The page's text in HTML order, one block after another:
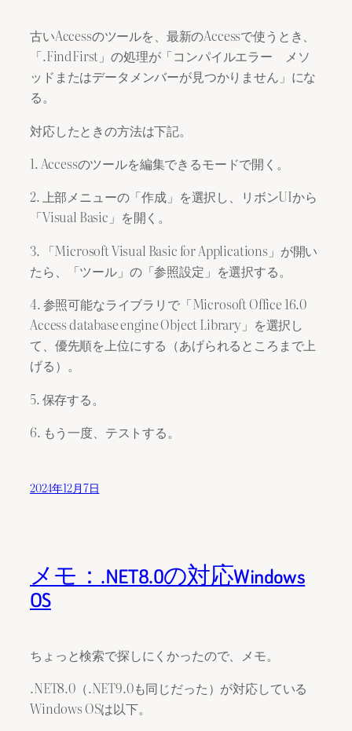
古いAccessのツールを、最新のAccessで使うとき、
「.FindFirst」の処理が「コンパイルエラー メソ
ッドまたはデータメンバーが見つかりません」にな
る。
対応したときの方法は下記。
1. Accessのツールを編集できるモードで開く。
2. 上部メニューの「作成」を選択し、リボンUIから
「Visual Basic」を開く。
3. 「Microsoft Visual Basic for Applications」が開い
たら、「ツール」の「参照設定」を選択する。
4. 参照可能なライブラリで「Microsoft Office 16.0
Access database engine Object Library」を選択し
て、優先順を上位にする（あげられるところまで上
げる）。
5. 保存する。
6. もう一度、テストする。
2024年12月7日
メモ：.NET8.0の対応Windows
OS
ちょっと検索で探しにくかったので、メモ。
.NET8.0（.NET9.0も同じだった）が対応している
Windows OSは以下。